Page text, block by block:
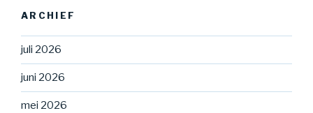
ARCHIEF
juli 2026
juni 2026
mei 2026